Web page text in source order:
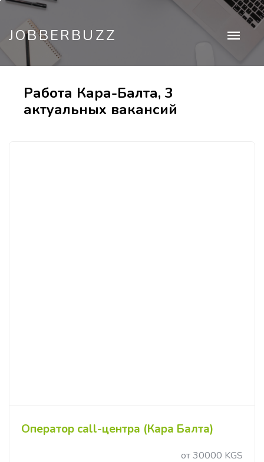
JOBBERBUZZ
Работа Кара-Балта, 3
актуальных вакансий
Оператор call-центра (Кара Балта)
от 30000 KGS